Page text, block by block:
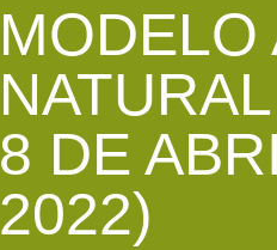
MODELO
8 DE
2022)